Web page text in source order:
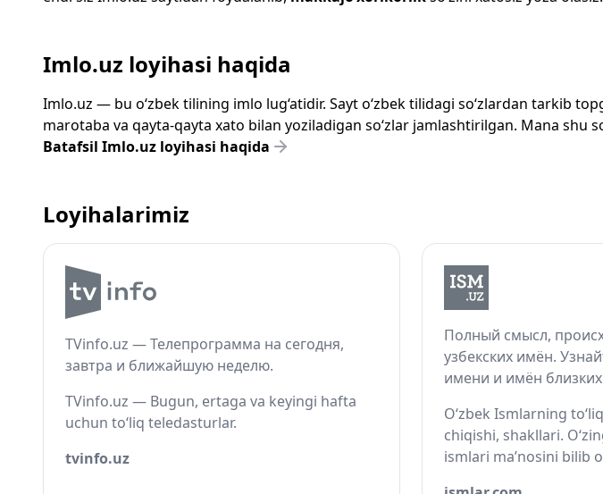
Imlo.uz loyihasi haqida
Imlo.uz — bu o‘zbek tilining imlo lug‘atidir. Sayt o‘zbek tilidagi so‘zlardan tarkib
marotaba va qayta-qayta xato bilan yoziladigan so‘zlar jamlashtirilgan. Mana shu
Batafsil Imlo.uz loyihasi haqida
Loyihalarimiz
TVinfo.uz — Телепрограмма на сегодня,
завтра и ближайшую неделю.
TVinfo.uz — Bugun, ertaga va keyingi hafta
uchun to‘liq teledasturlar.
tvinfo.uz
Полный смысл,
узбекских имён.
имени и имён
O‘zbek Ismlarning
chiqishi, shakllari.
ismlari ma’nosini bilib